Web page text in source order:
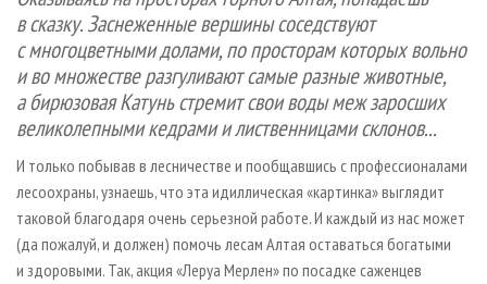
СУШКА ДРЕВЕСИНЫ
ПРОИЗВОДСТВО ДРЕВЕСНЫХ ПЛИТ
ДЕРЕВЯННОЕ ДОМОСТРОЕНИЕ
ПРОИЗВОДСТВО МЕБЕЛИ
БИОЭНЕРГЕТИКА
ЦБП
ИНСТРУМЕНТ И МАТЕРИАЛЫ
ПЕРСОНЫ
МОБИЛЬНЫЕ ВЫСТАВКИ
ОФИЦИАЛЬНЫЕ ДЕЛЕГАЦИИ
ПРИОРИТЕТНЫЕ ИНВЕСТПРОЕКТЫ
RUSSIAN FORESTRY REVIEW
ГАЗЕТА ЛЕСПРОМФОРУМ
БИБЛИОТЕКА СПЕЦИАЛИСТА
КОНТАКТЫ
РЕКЛАМА
РЕКЛАМА НА САЙТЕ
в сказку. Заснеженные вершины соседствуют
с многоцветными долами, по просторам которых вольно
и во множестве разгуливают самые разные животные,
а бирюзовая Катунь стремит свои воды меж заросших
великолепными кедрами и лиственницами склонов...
И только побывав в лесничестве и пообщавшись с профессионалами
лесоохраны, узнаешь, что эта идиллическая «картинка» выглядит
таковой благодаря очень серьезной работе. И каждый из нас может
(да пожалуй, и должен) помочь лесам Алтая оставаться богатыми
и здоровыми. Так, акция «Леруа Мерлен» по посадке саженцев